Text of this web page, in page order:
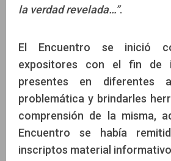
la verdad revelada…”.
El Encuentro se inició
expositores con el fin de
presentes en diferentes
problemática y brindarles
comprensión de la misma,
Encuentro se había
inscriptos material informativo